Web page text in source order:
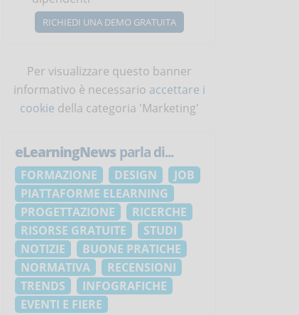
RICHIEDI UNA DEMO GRATUITA
Per visualizzare questo banner
informativo è necessario accettare i
cookie della categoria 'Marketing'
eLearningNews parla di...
FORMAZIONE DESIGN
JOB
PIATTAFORME ELEARNING
PROGETTAZIONE
RICERCHE
RISORSE GRATUITE
STUDI
NOTIZIE
BUONE PRATICHE
NORMATIVA
RECENSIONI
TRENDS
INFOGRAFICHE
EVENTI E FIERE